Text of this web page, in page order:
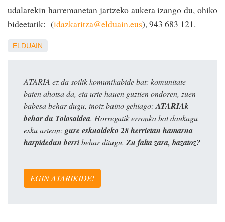
udalarekin harremanetan jartzeko aukera izango du, ohiko
bideetatik: (idazkaritza@elduain.eus), 943 683 121.
ELDUAIN
ATARIA ez da soilik komunikabide bat: komunitate
baten ahotsa da, eta urte hauen guztien ondoren, zuen
babesa behar dugu, inoiz baino gehiago: ATARIAk
behar du Tolosaldea. Horregatik erronka bat daukagu
esku artean: gure eskualdeko 28 herrietan hamarna
harpidedun berribehar ditugu. Zu falta zara, bazatoz?
EGIN ATARIKIDE!